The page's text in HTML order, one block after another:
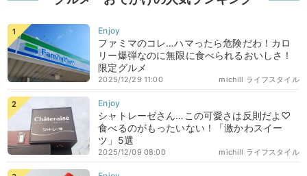
ファミマのコレ…ハマったら危険だわ！カロ
リー爆弾なのに無限に食べられるおいしさ！
限定グルメ
michill ライフスタイル
2025/12/29 11:00
シャトレーゼさん…この可愛さは反則だよ♡
食べるのがもったいない！「激かわスイー
ツ」5選
michill ライフスタイル
2025/12/09 08:00